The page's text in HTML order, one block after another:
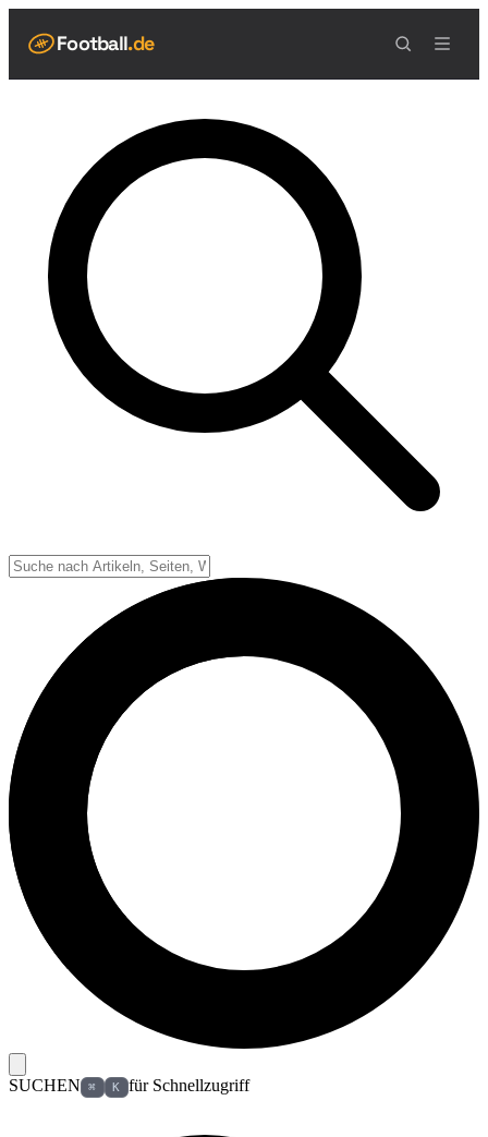
Football.de
Live Scores
Spielplan
Teams
Tabelle
Football Regeln
Punkte & Scoring
Strafen & Fouls
Schiedsrichter
Football Lexikon
SUCHEN ⌘ K für Schnellzugriff